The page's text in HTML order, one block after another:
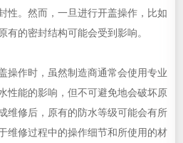
性。然而，一旦进行开盖操作，比如
有的密封结构可能会受到影响。
作时，虽然制造商通常会使用专业
性能的影响，但不可避免地会破坏原
维修后，原有的防水等级可能会有所
维修过程中的操作细节和所使用的材